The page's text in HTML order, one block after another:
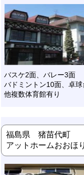
バスケ2面、バレー3面
バドミントン10面、卓球
他複数体育館有り
福島県 猪苗代町
アットホームおおほり